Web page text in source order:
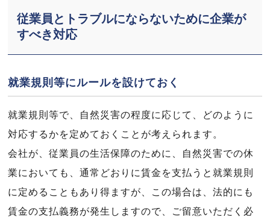
従業員とトラブルにならないために企業が
すべき対応
就業規則等にルールを設けておく
就業規則等で、自然災害の程度に応じて、どのように
対応するかを定めておくことが考えられます。
会社が、従業員の生活保障のために、自然災害での休
業においても、通常どおりに賃金を支払うと就業規則
に定めることもあり得ますが、この場合は、法的にも
賃金の支払義務が発生しますので、ご留意いただく必